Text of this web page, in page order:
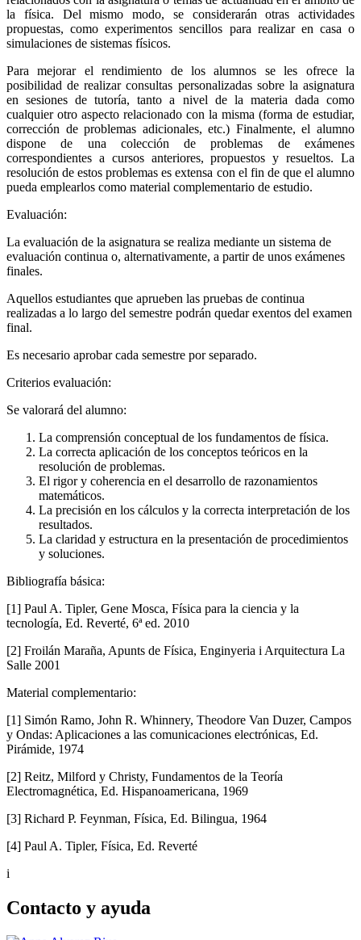
la física. Del mismo modo, se considerarán otras actividades
propuestas, como experimentos sencillos para realizar en casa o
simulaciones de sistemas físicos.
Para mejorar el rendimiento de los alumnos se les ofrece la
posibilidad de realizar consultas personalizadas sobre la asignatura
en sesiones de tutoría, tanto a nivel de la materia dada como
cualquier otro aspecto relacionado con la misma (forma de estudiar,
corrección de problemas adicionales, etc.) Finalmente, el alumno
dispone de una colección de problemas de exámenes
correspondientes a cursos anteriores, propuestos y resueltos. La
resolución de estos problemas es extensa con el fin de que el alumno
pueda emplearlos como material complementario de estudio.
Evaluación:
La evaluación de la asignatura se realiza mediante un sistema de
evaluación continua o, alternativamente, a partir de unos exámenes
finales.
Aquellos estudiantes que aprueben las pruebas de continua
realizadas a lo largo del semestre podrán quedar exentos del examen
final.
Es necesario aprobar cada semestre por separado.
Criterios evaluación:
Se valorará del alumno:
La comprensión conceptual de los fundamentos de física.
La correcta aplicación de los conceptos teóricos en la
resolución de problemas.
El rigor y coherencia en el desarrollo de razonamientos
matemáticos.
La precisión en los cálculos y la correcta interpretación de los
resultados.
La claridad y estructura en la presentación de procedimientos
y soluciones.
Bibliografía básica:
[1] Paul A. Tipler, Gene Mosca, Física para la ciencia y la
tecnología, Ed. Reverté, 6ª ed. 2010
[2] Froilán Maraña, Apunts de Física, Enginyeria i Arquitectura La
Salle 2001
Material complementario:
[1] Simón Ramo, John R. Whinnery, Theodore Van Duzer, Campos
y Ondas: Aplicaciones a las comunicaciones electrónicas, Ed.
Pirámide, 1974
[2] Reitz, Milford y Christy, Fundamentos de la Teoría
Electromagnética, Ed. Hispanoamericana, 1969
[3] Richard P. Feynman, Física, Ed. Bilingua, 1964
[4] Paul A. Tipler, Física, Ed. Reverté
i
Contacto y ayuda